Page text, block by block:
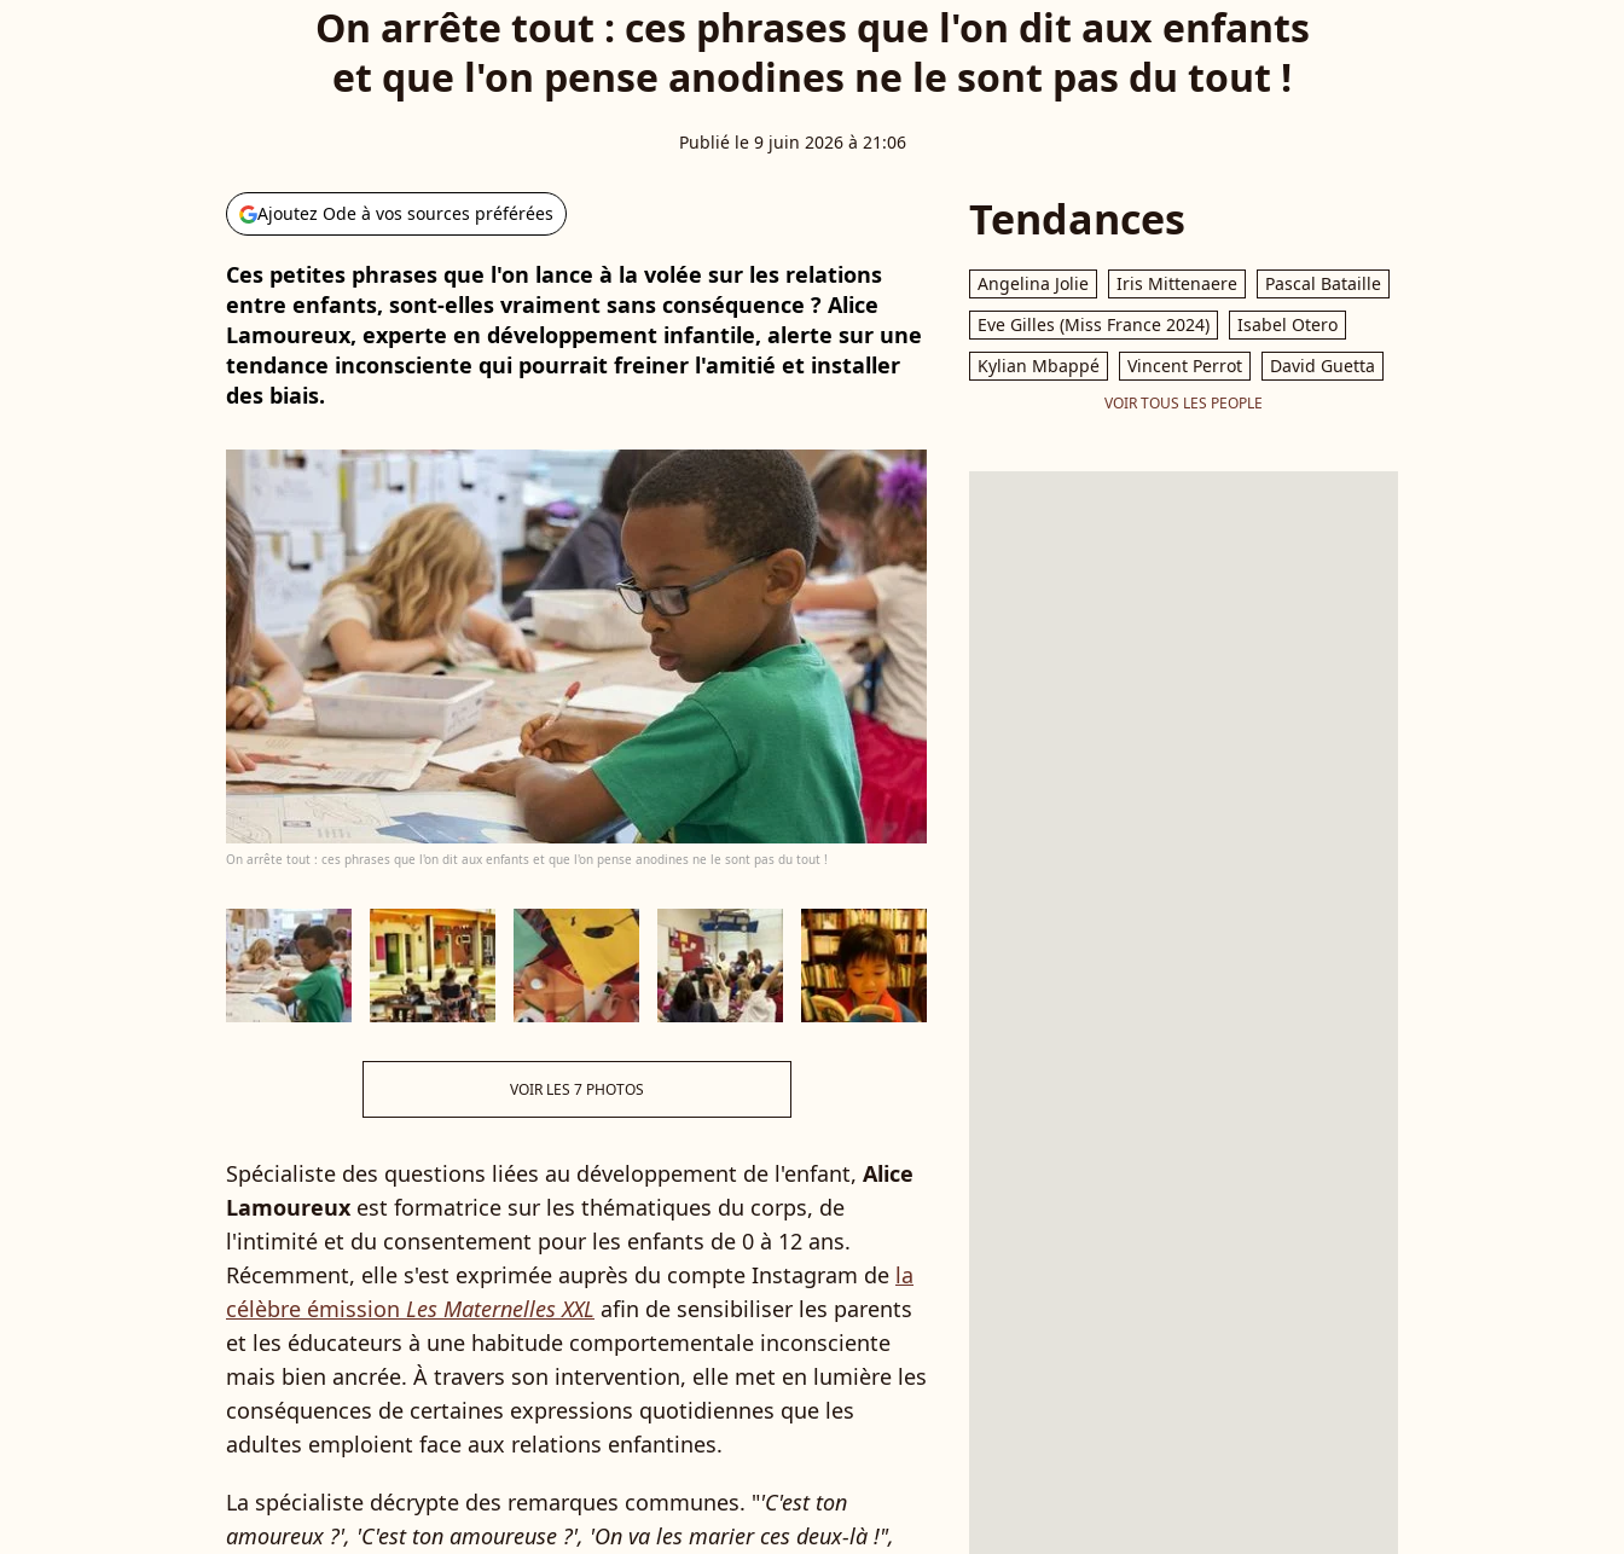
On arrête tout : ces phrases que l'on dit aux enfants
et que l'on pense anodines ne le sont pas du tout !
Publié le 9 juin 2026 à 21:06
Ajoutez Ode à vos sources préférées
Ces petites phrases que l'on lance à la volée sur les relations
entre enfants, sont-elles vraiment sans conséquence ? Alice
Lamoureux, experte en développement infantile, alerte sur une
tendance inconsciente qui pourrait freiner l'amitié et installer
des biais.
On arrête tout : ces phrases que l'on dit aux enfants et que l'on pense anodines ne le sont pas du tout !
VOIR LES 7 PHOTOS
Spécialiste des questions liées au développement de l'enfant, Alice
Lamoureux est formatrice sur les thématiques du corps, de
l'intimité et du consentement pour les enfants de 0 à 12 ans.
Récemment, elle s'est exprimée auprès du compte Instagram de la
célèbre émission Les Maternelles XXL afin de sensibiliser les parents
et les éducateurs à une habitude comportementale inconsciente
mais bien ancrée. À travers son intervention, elle met en lumière les
conséquences de certaines expressions quotidiennes que les
adultes emploient face aux relations enfantines.
La spécialiste décrypte des remarques communes. "'C'est ton
amoureux ?', 'C'est ton amoureuse ?', 'On va les marier ces deux-là !",
Tendances
Angelina Jolie Iris Mittenaere
Pascal Bataille
Eve Gilles (Miss France 2024)
Isabel Otero
Kylian Mbappé
Vincent Perrot David Guetta
VOIR TOUS LES PEOPLE